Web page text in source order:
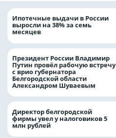
Ипотечные выдачи в России
выросли на 38% за семь
месяцев
Президент России Владимир
Путин провёл рабочую встречу
с врио губернатора
Белгородской области
Александром Шуваевым
Директор белгородской
фирмы увел у налоговиков 5
млн рублей